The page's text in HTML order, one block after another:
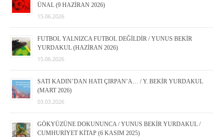
ÜNAL (9 HAZİRAN 2026)
15.06.2026
FUTBOL YALNIZCA FUTBOL DEĞİLDİR / YUNUS BEKİR
YURDAKUL (HAZİRAN 2026)
15.06.2026
SATI KADIN’DAN HATI ÇIRPAN’A… / Y. BEKİR YURDAKUL
(MART 2026)
03.03.2026
GÖKYÜZÜNE DOKUNUNCA / YUNUS BEKİR YURDAKUL /
CUMHURİYET KİTAP (6 KASIM 2025)